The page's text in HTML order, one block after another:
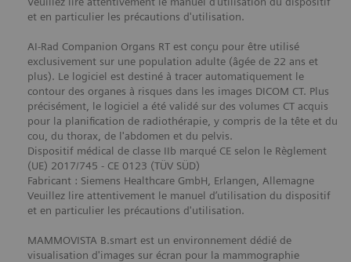
et en particulier les précautions d'utilisation.
AI-Rad Companion Organs RT est conçu pour être utilisé
exclusivement sur une population adulte (âgée de 22 ans et
plus). Le logiciel est destiné à tracer automatiquement le
contour des organes à risques dans les images DICOM CT. Plus
précisément, le logiciel a été validé sur des volumes CT acquis
pour la planification de radiothérapie, y compris de la tête et du
cou, du thorax, de l'abdomen et du pelvis.
Dispositif médical de classe IIb marqué CE selon le Règlement
(UE) 2017/745 - CE 0123 (TÜV SÜD)
Fabricant : Siemens Healthcare GmbH, Erlangen, Allemagne
Veuillez lire attentivement le manuel d’utilisation du dispositif
et en particulier les précautions d'utilisation.
MAMMOVISTA B.smart est un environnement dédié de
visualisation d'images sur écran pour la mammographie